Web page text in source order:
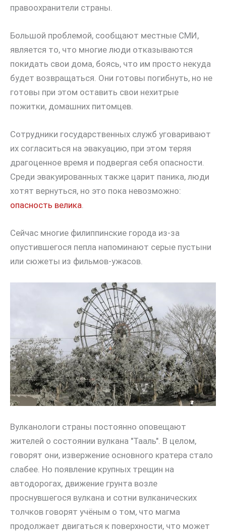
правоохранители страны.
Большой проблемой, сообщают местные СМИ,
является то, что многие люди отказываются
покидать свои дома, боясь, что им просто некуда
будет возвращаться. Они готовы погибнуть, но не
готовы при этом оставить свои нехитрые
пожитки, домашних питомцев.
Сотрудники государственных служб уговаривают
их согласиться на эвакуацию, при этом теряя
драгоценное время и подвергая себя опасности.
Среди эвакуированных также царит паника, люди
хотят вернуться, но это пока невозможно:
опасность велика.
Сейчас многие филиппинские города из-за
опустившегося пепла напоминают серые пустыни
или сюжеты из фильмов-ужасов.
Вулканологи страны постоянно оповещают
жителей о состоянии вулкана "Тааль". В целом,
говорят они, извержение основного кратера стало
слабее. Но появление крупных трещин на
автодорогах, движение грунта возле
проснувшегося вулкана и сотни вулканических
толчков говорят учёным о том, что магма
продолжает двигаться к поверхности, что может